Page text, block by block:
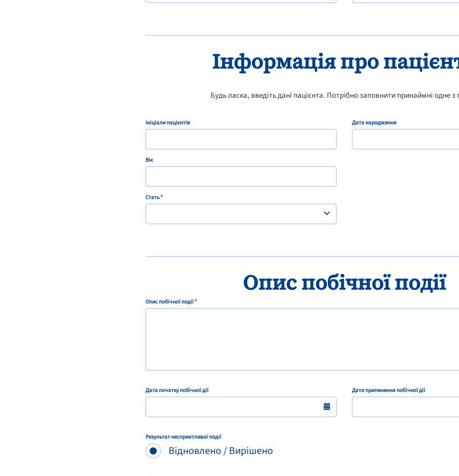
Інформація про
Будь ласка, введіть дані пацієнта. Потрібно заповнити принаймні одне з
Ініціали пацієнтів
Вік
Стать *
Дата народження
Опис побічної події
Опис побічної події *
Дата початку побічної дії Дата припинення побічної дії
Результат несприятливої події
Відновлено / Вирішено